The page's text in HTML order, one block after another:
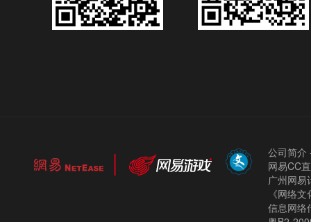
公司简介
网易CC
广州网
《网络
信息网络